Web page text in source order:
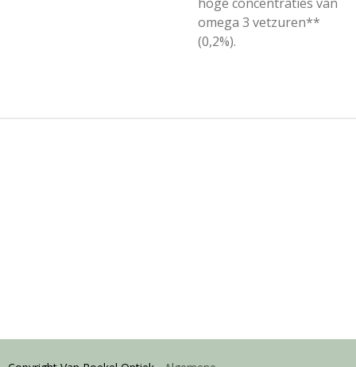
omega 3 vetzuren**
(0,2%).